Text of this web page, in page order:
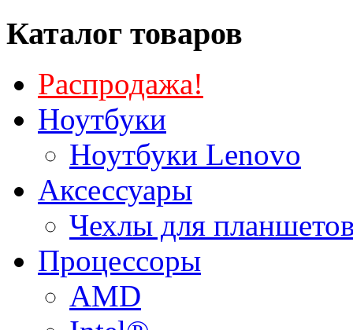
Каталог товаров
Распродажа!
Ноутбуки
Ноутбуки Lenovo
Аксессуары
Чехлы для
Процессоры
AMD